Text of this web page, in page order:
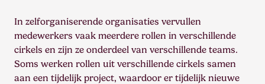
In zelforganiserende organisaties vervullen
medewerkers vaak meerdere rollen in verschillende
cirkels en zijn ze onderdeel van verschillende teams.
Soms werken rollen uit verschillende cirkels samen
aan een tijdelijk project, waardoor er tijdelijk nieuwe